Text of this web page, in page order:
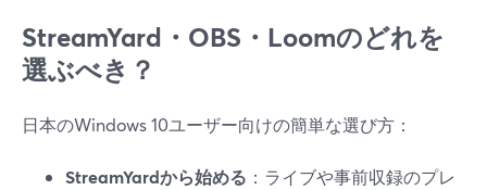
StreamYard・OBS・Loomのどれを
選ぶべき？
日本のWindows 10ユーザー向けの簡単な選び方：
StreamYardから始める ：ライブや事前収録のプレ